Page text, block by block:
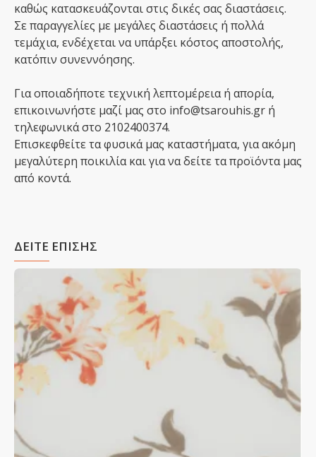
καθώς κατασκευάζονται στις δικές σας διαστάσεις.
Σε παραγγελίες με μεγάλες διαστάσεις ή πολλά
τεμάχια, ενδέχεται να υπάρξει κόστος αποστολής,
κατόπιν συνεννόησης.
Για οποιαδήποτε τεχνική λεπτομέρεια ή απορία,
επικοινωνήστε μαζί μας στο info@tsarouhis.gr ή
τηλεφωνικά στο 2102400374.
Επισκεφθείτε τα φυσικά μας καταστήματα, για ακόμη
μεγαλύτερη ποικιλία και για να δείτε τα προϊόντα μας
από κοντά.
ΔΕΙΤΕ ΕΠΙΣΗΣ